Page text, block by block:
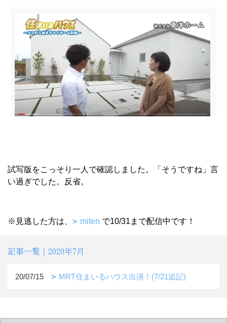
試写版をこっそり一人で確認しました。「そうですね」言
い過ぎでした。反省。
※見逃した方は、 miten で10/31まで配信中です！
記事一覧｜2020年7月
20/07/15 MRT住まいるハウス出演！(7/21追記)